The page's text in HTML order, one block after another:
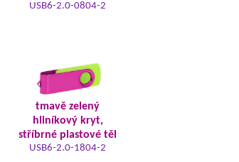
USB6-2.0-0804-2
tmavě zelený
hliníkový kryt,
stříbrné plastové těl
USB6-2.0-1804-2